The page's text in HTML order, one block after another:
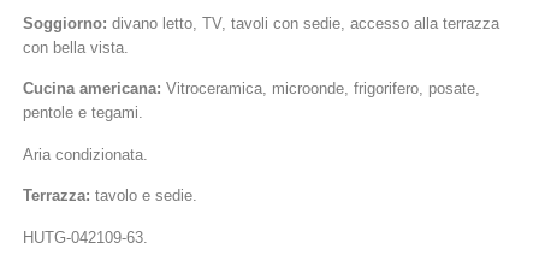
Soggiorno: divano letto, TV, tavoli con sedie, accesso alla terrazza
con bella vista.
Cucina americana: Vitroceramica, microonde, frigorifero, posate,
pentole e tegami.
Aria condizionata.
Terrazza: tavolo e sedie.
HUTG-042109-63.